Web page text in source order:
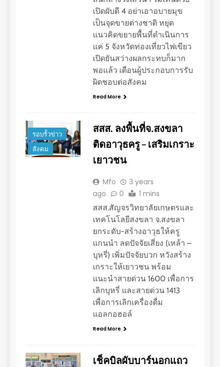
เปิดผับตี 4 อย่าเอาอบายมุข
เป็นจุดขายต่างชาติ หยุด
แนวคิดขยายพื้นที่ดำเนินการ
แค่ 5 จังหวัดท่องเที่ยวไฟเขียว
เปิดยันสว่างผลกระทบก็มาก
พอแล้ว เตือนผู้ประกอบการรับ
ผิดชอบต่อสังคม
Read More
รอบรั้วข่าว
สังคม
สสส. ลงพื้นที่จ.สงขลา
ติดอาวุธครู – เสริมเกราะ
เยาวชน
Mfo
3 years
ago
0 1 mins
สสส.สัญจรวิทยาลัยเกษตรและ
เทคโนโลยีสงขลา จ.สงขลา
ยกระดับ-สร้างอาวุธให้ครู
แกนนำ ลดปัจจัยเสี่ยง (เหล้า –
บุหรี่) เพิ่มปัจจัยบวก หวังสร้าง
เกราะให้เยาวชน พร้อม
แนะนำสายด่วน 1600 เพื่อการ
เลิกบุหรี่ และสายด่วน 1413
เพื่อการเลิกเครื่องดื่ม
แอลกอฮอล์
Read More
เช็คบิลผับบาร์นอกแถว